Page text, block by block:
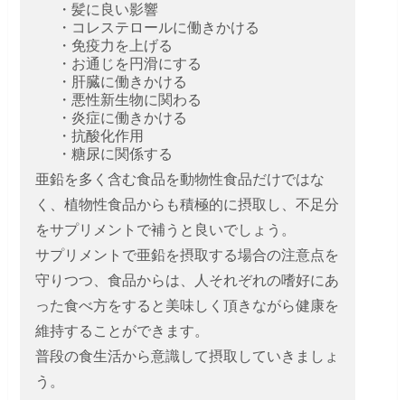
・髪に良い影響
・コレステロールに働きかける
・免疫力を上げる
・お通じを円滑にする
・肝臓に働きかける
・悪性新生物に関わる
・炎症に働きかける
・抗酸化作用
・糖尿に関係する
亜鉛を多く含む食品を動物性食品だけではな
く、植物性食品からも積極的に摂取し、不足分
をサプリメントで補うと良いでしょう。
サプリメントで亜鉛を摂取する場合の注意点を
守りつつ、食品からは、人それぞれの嗜好にあ
った食べ方をすると美味しく頂きながら健康を
維持することができます。
普段の食生活から意識して摂取していきましょ
う。